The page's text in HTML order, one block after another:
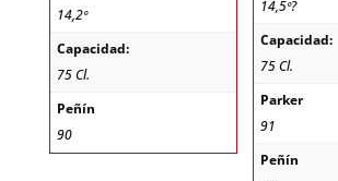
14,2º
Capacidad:
75 Cl.
Peñín
90
14,5º?
Capacidad:
75 Cl.
Parker
91
Peñín